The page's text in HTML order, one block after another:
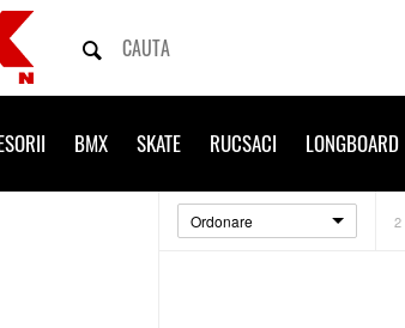
BMX SKATE RUCSACI LONGBOARD
Ordonare 2